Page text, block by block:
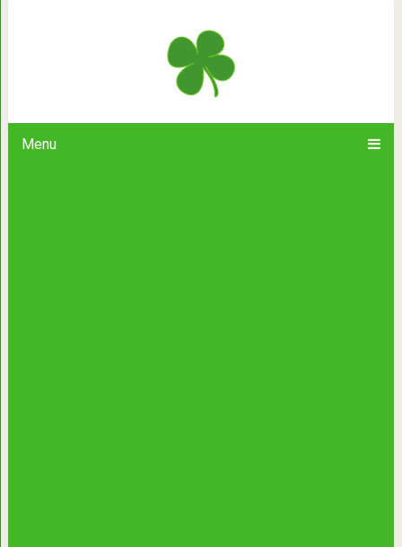
Menu
Почему искусство такое